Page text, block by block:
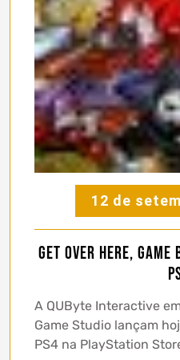
12 de
Get Over Here, game
A QUByte Interactive
Game Studio lançam
PS4 na PlayStation